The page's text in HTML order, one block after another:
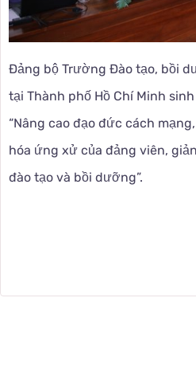
Đảng bộ Trường Đào tạo, bồi
tại Thành phố Hồ Chí Minh
“Nâng cao đạo đức cách
hóa ứng xử của đảng viên,
đào tạo và bồi dưỡng”.